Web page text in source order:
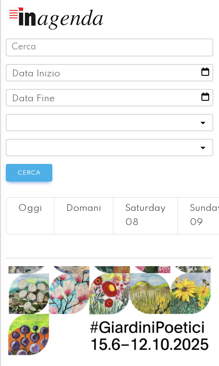
Data Inizio
Data Fine
CERCA
Oggi Domani
Saturday
08
09